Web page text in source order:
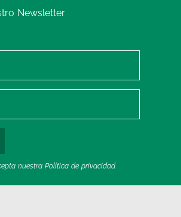
Newsletter
nuestra Política de privacidad